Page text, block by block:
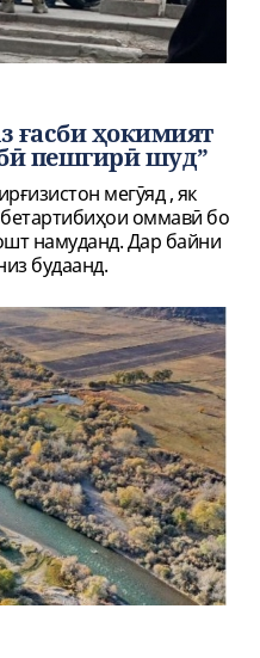
ғасби ҳокимият
пешгирӣ шуд”
мегӯяд , як
оммавӣ бо
намуданд. Дар байни
будаанд.